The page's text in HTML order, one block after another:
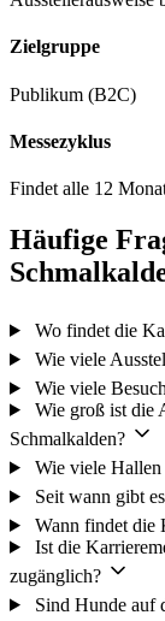
Zielgruppe
Publikum (B2C)
Messezyklus
Findet alle 12
Häufige
Wo findet die
Wie viele
Wie viele
Wie groß ist die
Schmalkalden?
Wie viele Hallen
Seit wann gibt
Wann findet die
Ist die
zugänglich?
Sind Hunde auf